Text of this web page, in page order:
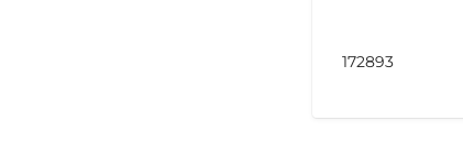
172893